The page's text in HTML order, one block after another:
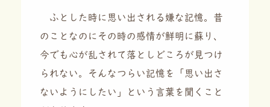
ふとした時に思い出される嫌な記憶。昔
のことなのにその時の感情が鮮明に蘇り、
今でも心が乱されて落としどころが見つけ
られない。そんなつらい記憶を「思い出さ
ないようにしたい」という言葉を聞くこと